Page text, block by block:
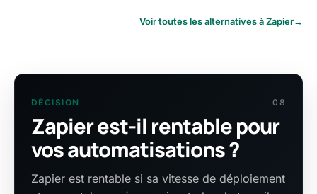
Voir toutes les alternatives à Zapier→
DÉCISION 08
Zapier est-il rentable pour
vos automatisations ?
Zapier est rentable si sa vitesse de déploiement